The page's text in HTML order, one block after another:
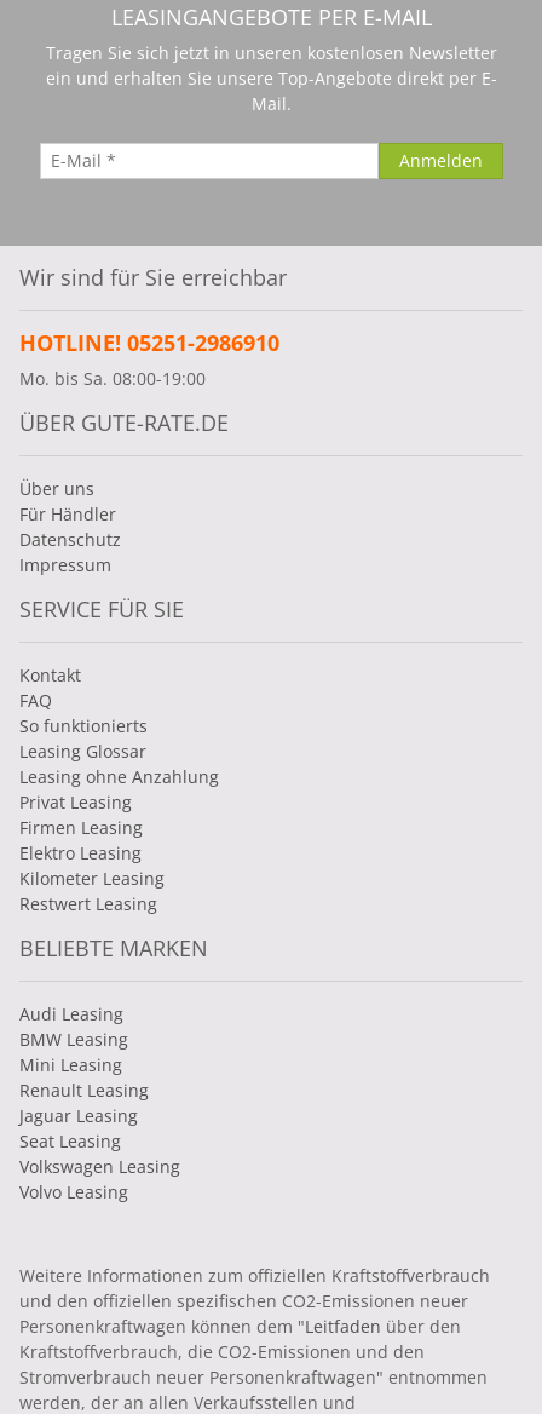
LEASINGANGEBOTE PER E-MAIL
Tragen Sie sich jetzt in unseren kostenlosen Newsletter
ein und erhalten Sie unsere Top-Angebote direkt per E-
Mail.
Wir sind für Sie erreichbar
HOTLINE! 05251-2986910
Mo. bis Sa. 08:00-19:00
ÜBER GUTE-RATE.DE
Über uns
Für Händler
Datenschutz
Impressum
SERVICE FÜR SIE
Kontakt
FAQ
So funktionierts
Leasing Glossar
Leasing ohne Anzahlung
Privat Leasing
Firmen Leasing
Elektro Leasing
Kilometer Leasing
Restwert Leasing
BELIEBTE MARKEN
Audi Leasing
BMW Leasing
Mini Leasing
Renault Leasing
Jaguar Leasing
Seat Leasing
Volkswagen Leasing
Volvo Leasing
Weitere Informationen zum offiziellen Kraftstoffverbrauch
und den offiziellen spezifischen CO2-Emissionen neuer
Personenkraftwagen können dem "Leitfaden über den
Kraftstoffverbrauch, die CO2-Emissionen und den
Stromverbrauch neuer Personenkraftwagen" entnommen
werden, der an allen Verkaufsstellen und